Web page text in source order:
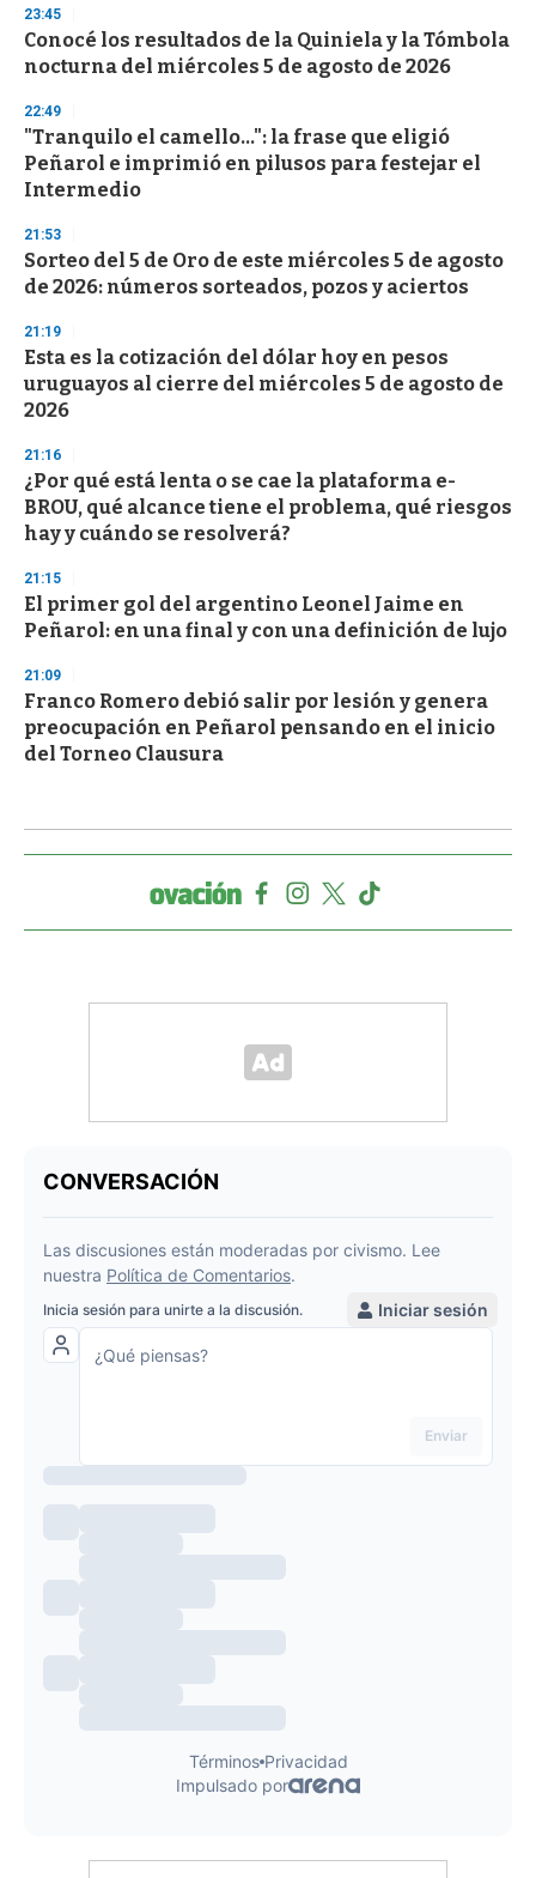
s
e
c
o
d
s
23:45
Conocé los resultados de la Quiniela y la Tómbola
nocturna del miércoles 5 de agosto de 2026
22:49
"Tranquilo el camello...": la frase que eligió
Peñarol e imprimió en pilusos para festejar el
Intermedio
21:53
Sorteo del 5 de Oro de este miércoles 5 de agosto
de 2026: números sorteados, pozos y aciertos
21:19
Esta es la cotización del dólar hoy en pesos
uruguayos al cierre del miércoles 5 de agosto de
2026
21:16
¿Por qué está lenta o se cae la plataforma e-
BROU, qué alcance tiene el problema, qué riesgos
hay y cuándo se resolverá?
21:15
El primer gol del argentino Leonel Jaime en
Peñarol: en una final y con una definición de lujo
21:09
Franco Romero debió salir por lesión y genera
preocupación en Peñarol pensando en el inicio
del Torneo Clausura